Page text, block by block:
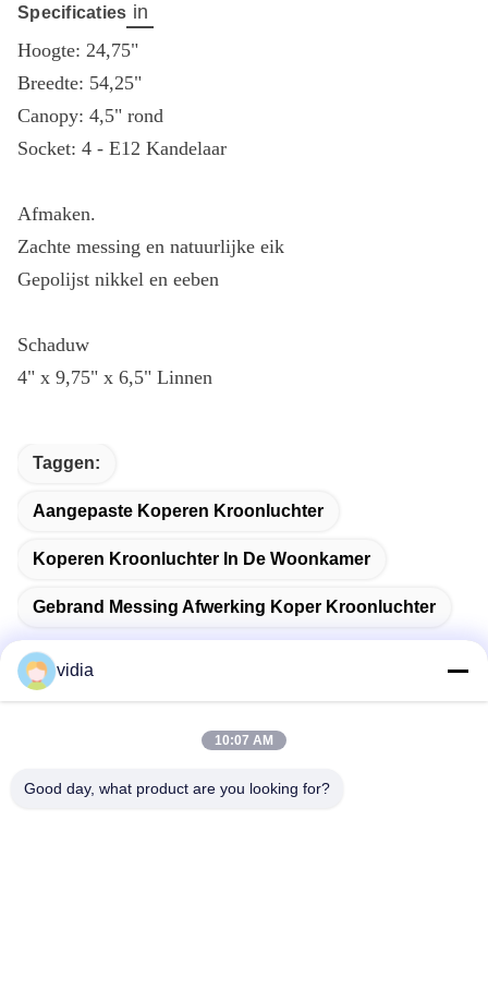
Specificaties in
Hoogte: 24,75"
Breedte: 54,25"
Canopy: 4,5" rond
Socket: 4 - E12 Kandelaar
Afmaken.
Zachte messing en natuurlijke eik
Gepolijst nikkel en eeben
Schaduw
4" x 9,75" x 6,5" Linnen
Taggen:
Aangepaste Koperen Kroonluchter
Koperen Kroonluchter In De Woonkamer
Gebrand Messing Afwerking Koper Kroonluchter
Adres
vidia
10:07 AM
Good day, what product are you looking for?